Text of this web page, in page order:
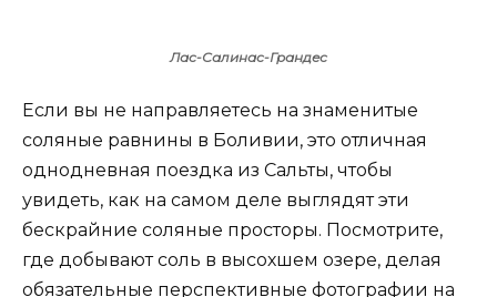
Лас-Салинас-Грандес
Если вы не направляетесь на знаменитые
соляные равнины в Боливии, это отличная
однодневная поездка из Сальты, чтобы
увидеть, как на самом деле выглядят эти
бескрайние соляные просторы. Посмотрите,
где добывают соль в высохшем озере, делая
обязательные перспективные фотографии на